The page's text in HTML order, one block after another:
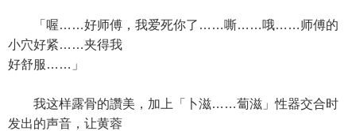
「喔……好师傅，我爱死你了……嘶……哦……师傅的
小穴好紧……夹得我
好舒服……」
我这样露骨的讚美，加上「卜滋……蔔滋」性器交合时
发出的声音，让黄蓉